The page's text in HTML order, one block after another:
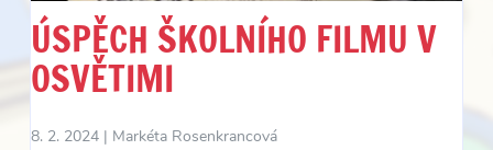
ÚSPĚCH ŠKOLNÍHO FILMU V
OSVĚTIMI
8. 2. 2024 | Markéta Rosenkrancová